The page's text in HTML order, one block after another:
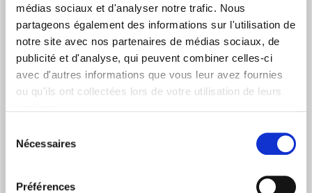
médias sociaux et d'analyser notre trafic. Nous
partageons également des informations sur l'utilisation de
notre site avec nos partenaires de médias sociaux, de
publicité et d'analyse, qui peuvent combiner celles-ci
avec d'autres informations que vous leur avez fournies
ou qu'ils ont collectées lors de votre utilisation de leurs
Nécessaires
Préférences
RÉFRIGÉRANT NATUREL
Utilise le réfrigérant R290, avec un GWP proche de zéro, pour